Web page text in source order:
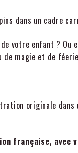
dans un cadre
votre enfant ?
de magie et de
originale
française, avec